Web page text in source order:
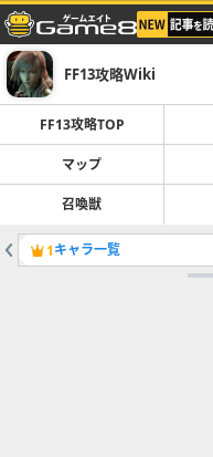
FF13攻略Wiki
FF13攻略TOP
マップ
召喚獣
1キャラ一覧